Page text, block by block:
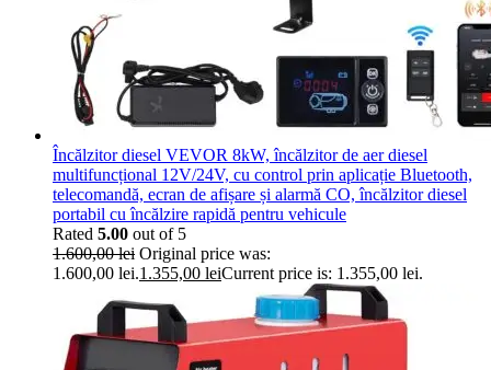
Încălzitor diesel VEVOR 8kW, încălzitor de aer diesel
multifuncțional 12V/24V, cu control prin aplicație Bluetooth,
telecomandă, ecran de afișare și alarmă CO, încălzitor diesel
portabil cu încălzire rapidă pentru vehicule
Rated 5.00 out of 5
1.600,00lei Original price was:
1.600,00 lei.1.355,00 leiCurrent price is: 1.355,00 lei.